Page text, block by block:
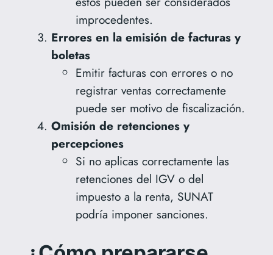
improcedentes.
Errores en la emisión de facturas y
boletas
Emitir facturas con errores o no
registrar ventas correctamente
puede ser motivo de fiscalización.
Omisión de retenciones y
percepciones
Si no aplicas correctamente las
retenciones del IGV o del
impuesto a la renta, SUNAT
podría imponer sanciones.